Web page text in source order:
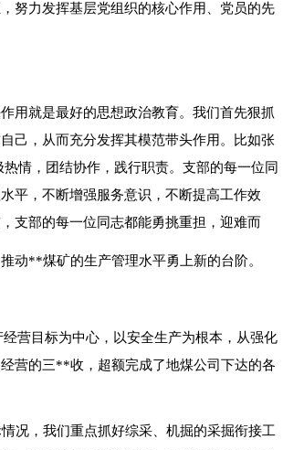
努力发挥基层党组织的核心作用、党员的先
用就是最好的思想政治教育。我们首先狠抓
己，从而充分发挥其模范带头作用。比如张
情，团结协作，践行职责。支部的每一位同
平，不断增强服务意识，不断提高工作效
支部的每一位同志都能勇挑重担，迎难而
动**煤矿的生产管理水平勇上新的台阶。
营目标为中心，以安全生产为根本，从强化
营的三**收，超额完成了地煤公司下达的各
况，我们重点抓好综采、机掘的采掘衔接工